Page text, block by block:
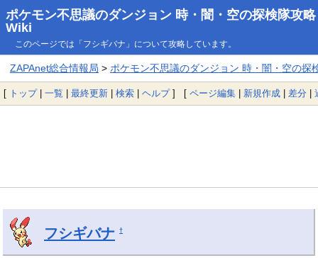
ポケモン不思議のダンジョン 時・闇・空の探検隊攻略
Wiki
このページでは「フシギバナ」について攻略しています。
ZAPAnet総合情報局 > ポケモン不思議のダンジョン 時・闇・空の探
[ トップ| 一覧 | 最終更新 | 検索 | ヘルプ] [ ページ編集 | 新規作成 | 差分 |
フシギバナ †